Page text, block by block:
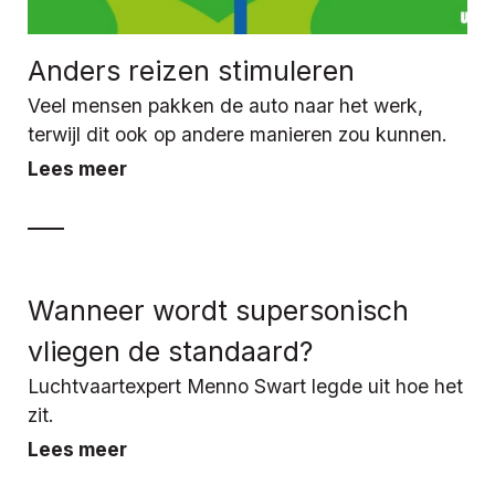
Anders reizen stimuleren
Veel mensen pakken de auto naar het werk,
terwijl dit ook op andere manieren zou kunnen.
Lees meer
Wanneer wordt supersonisch
vliegen de standaard?
Luchtvaartexpert Menno Swart legde uit hoe het
zit.
Lees meer